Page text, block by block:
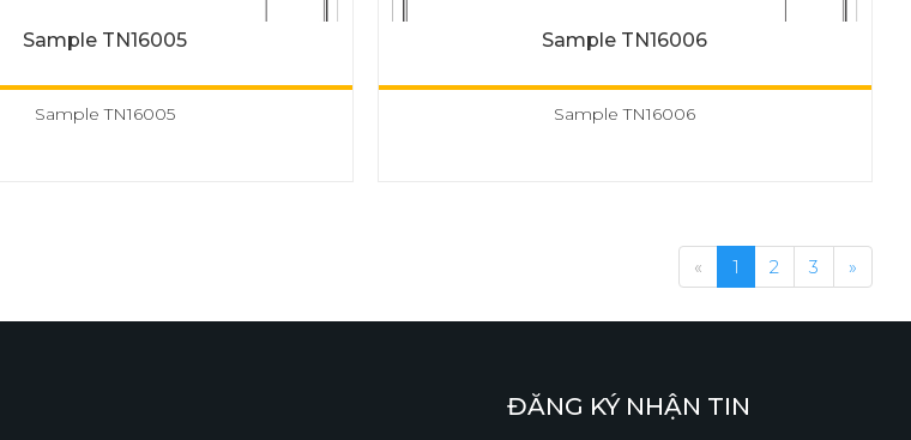
Sample TN16005
Sample TN16005
Sample TN16006
Sample TN16006
« 1 2 3 »
ĐĂNG KÝ NHẬN TIN